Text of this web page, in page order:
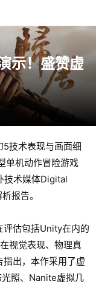
示！盛赞虚
5技术表现与画面细
单机动作冒险游戏
技术媒体Digital
报告。
评估包括Unity在内的
视觉表现、物理真
出，本作采用了虚
照、Nanite虚拟几